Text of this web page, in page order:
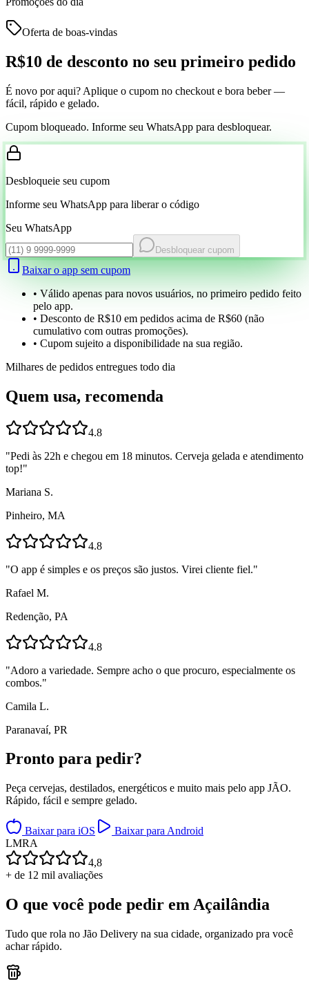
Oferta de boas-vindas
R$10 de desconto no seu primeiro pedido
É novo por aqui? Aplique o cupom no checkout e bora beber —
fácil, rápido e gelado.
Cupom bloqueado. Informe seu WhatsApp para desbloquear.
Desbloqueie seu cupom
Informe seu WhatsApp para liberar o código
Seu WhatsApp
Desbloquear cupom
Baixar o app sem cupom
• Válido apenas para novos usuários, no primeiro pedido feito
pelo app.
• Desconto de R$10 em pedidos acima de R$60 (não
cumulativo com outras promoções).
• Cupom sujeito a disponibilidade na sua região.
Milhares de pedidos entregues todo dia
Quem usa, recomenda
4.8
"Pedi às 22h e chegou em 18 minutos. Cerveja gelada e atendimento
top!"
Mariana S.
Pinheiro, MA
4.8
"O app é simples e os preços são justos. Virei cliente fiel."
Rafael M.
Redenção, PA
4.8
"Adoro a variedade. Sempre acho o que procuro, especialmente os
combos."
Camila L.
Paranavaí, PR
Pronto para pedir?
Peça cervejas, destilados, energéticos e muito mais pelo app JÃO.
Rápido, fácil e sempre gelado.
Baixar para iOS
Baixar para Android
LMRA
4,8
+ de 12 mil avaliações
O que você pode pedir emAçailândia
Tudo que rola no Jão Delivery na sua cidade, organizado pra você
achar rápido.